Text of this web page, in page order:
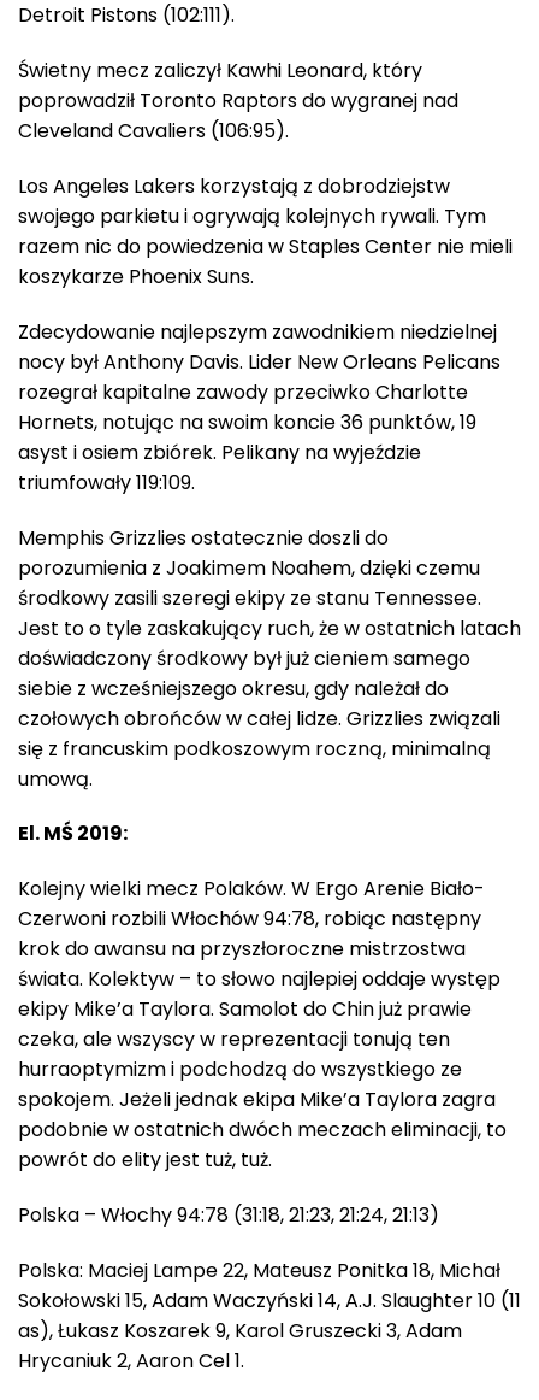
Detroit Pistons (102:111).
Świetny mecz zaliczył Kawhi Leonard, który
poprowadził Toronto Raptors do wygranej nad
Cleveland Cavaliers (106:95).
Los Angeles Lakers korzystają z dobrodziejstw
swojego parkietu i ogrywają kolejnych rywali. Tym
razem nic do powiedzenia w Staples Center nie mieli
koszykarze Phoenix Suns.
Zdecydowanie najlepszym zawodnikiem niedzielnej
nocy był Anthony Davis. Lider New Orleans Pelicans
rozegrał kapitalne zawody przeciwko Charlotte
Hornets, notując na swoim koncie 36 punktów, 19
asyst i osiem zbiórek. Pelikany na wyjeździe
triumfowały 119:109.
Memphis Grizzlies ostatecznie doszli do
porozumienia z Joakimem Noahem, dzięki czemu
środkowy zasili szeregi ekipy ze stanu Tennessee.
Jest to o tyle zaskakujący ruch, że w ostatnich latach
doświadczony środkowy był już cieniem samego
siebie z wcześniejszego okresu, gdy należał do
czołowych obrońców w całej lidze. Grizzlies związali
się z francuskim podkoszowym roczną, minimalną
umową.
El. MŚ 2019:
Kolejny wielki mecz Polaków. W Ergo Arenie Biało-
Czerwoni rozbili Włochów 94:78, robiąc następny
krok do awansu na przyszłoroczne mistrzostwa
świata. Kolektyw – to słowo najlepiej oddaje występ
ekipy Mike’a Taylora. Samolot do Chin już prawie
czeka, ale wszyscy w reprezentacji tonują ten
hurraoptymizm i podchodzą do wszystkiego ze
spokojem. Jeżeli jednak ekipa Mike’a Taylora zagra
podobnie w ostatnich dwóch meczach eliminacji, to
powrót do elity jest tuż, tuż.
Polska – Włochy 94:78 (31:18, 21:23, 21:24, 21:13)
Polska: Maciej Lampe 22, Mateusz Ponitka 18, Michał
Sokołowski 15, Adam Waczyński 14, A.J. Slaughter 10 (11
as), Łukasz Koszarek 9, Karol Gruszecki 3, Adam
Hrycaniuk 2, Aaron Cel 1.